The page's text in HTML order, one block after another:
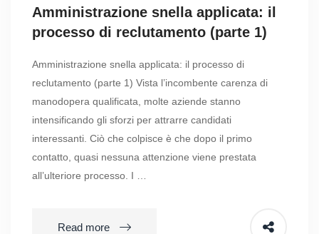
Amministrazione snella applicata: il
processo di reclutamento (parte 1)
Amministrazione snella applicata: il processo di
reclutamento (parte 1) Vista l’incombente carenza di
manodopera qualificata, molte aziende stanno
intensificando gli sforzi per attrarre candidati
interessanti. Ciò che colpisce è che dopo il primo
contatto, quasi nessuna attenzione viene prestata
all’ulteriore processo. I …
Read more